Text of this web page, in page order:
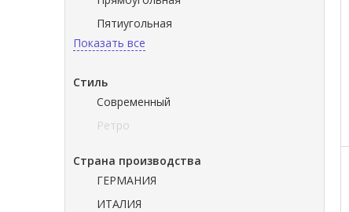
Пятиугольная
Показать все
Стиль
Современный
Ретро
Страна производства
ГЕРМАНИЯ
ИТАЛИЯ